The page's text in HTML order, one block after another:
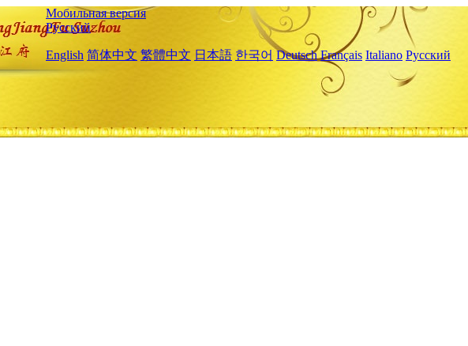
Мобильная версия
Русский
English 简体中文 繁體中文 日本語 한국어 Deutsch Français Italiano Русский